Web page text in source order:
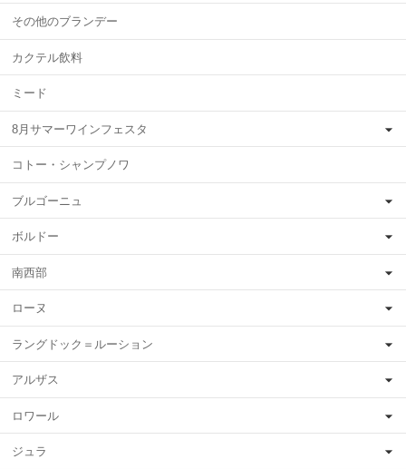
その他のブランデー
カクテル飲料
ミード
8月サマーワインフェスタ
コトー・シャンプノワ
ブルゴーニュ
ボルドー
南西部
ローヌ
ラングドック＝ルーション
アルザス
ロワール
ジュラ